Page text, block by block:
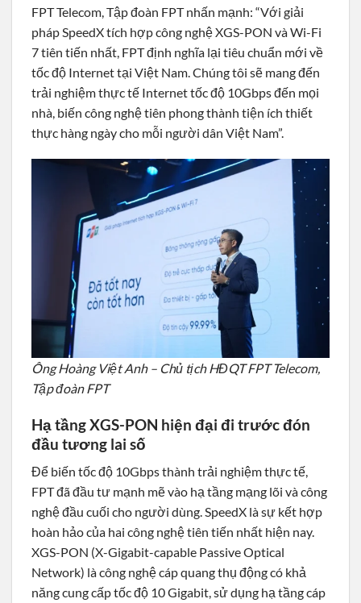
FPT Telecom, Tập đoàn FPT nhấn mạnh: “Với giải
pháp SpeedX tích hợp công nghệ XGS-PON và Wi-Fi
7 tiên tiến nhất, FPT định nghĩa lại tiêu chuẩn mới về
tốc độ Internet tại Việt Nam. Chúng tôi sẽ mang đến
trải nghiệm thực tế Internet tốc độ 10Gbps đến mọi
nhà, biến công nghệ tiên phong thành tiện ích thiết
thực hàng ngày cho mỗi người dân Việt Nam”.
Ông Hoàng Việt Anh – Chủ tịch HĐQT FPT Telecom,
Tập đoàn FPT
Hạ tầng XGS-PON hiện đại đi trước đón
đầu tương lai số
Để biến tốc độ 10Gbps thành trải nghiệm thực tế,
FPT đã đầu tư mạnh mẽ vào hạ tầng mạng lõi và công
nghệ đầu cuối cho người dùng. SpeedX là sự kết hợp
hoàn hảo của hai công nghệ tiên tiến nhất hiện nay.
XGS-PON (X-Gigabit-capable Passive Optical
Network) là công nghệ cáp quang thụ động có khả
năng cung cấp tốc độ 10 Gigabit, sử dụng hạ tầng cáp